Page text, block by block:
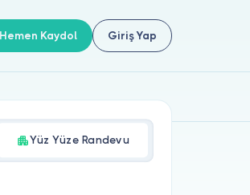
Hemen Kaydol Giriş Yap
Yüz Yüze Randevu